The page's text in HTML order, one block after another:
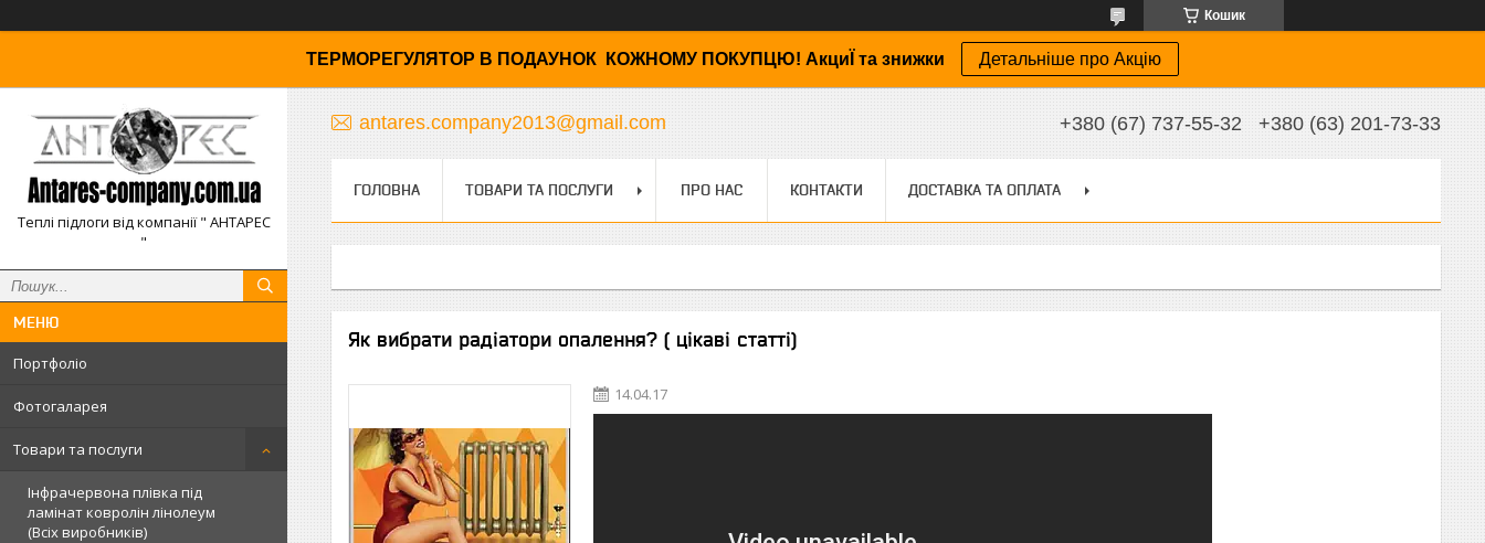
Кошик
ТЕРМОРЕГУЛЯТОР В ПОДАУНОК КОЖНОМУ ПОКУПЦЮ! АкциЇ та знижки Детальніше про Акцію
Теплі підлоги від компанії " АНТАРЕС
"
Портфоліо
Фотогаларея
Товари та послуги
Інфрачервона плівка під
ламінат ковролін лінолеум
(Всіх виробників)
antares.company2013@gmail.com +380 (67) 737-55-32 +380 (63) 201-73-33
ГОЛОВНА ТОВАРИ ТА ПОСЛУГИ ПРО НАС КОНТАКТИ ДОСТАВКА ТА ОПЛАТА
Як вибрати радіатори опалення? ( цікаві статті)
14.04.17